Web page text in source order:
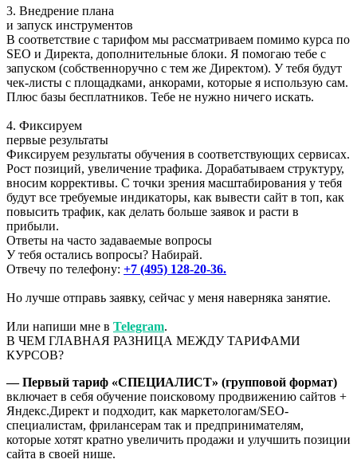
3. Внедрение плана
и запуск инструментов
В соответствие с тарифом мы рассматриваем помимо курса по
SEO и Директа, дополнительные блоки. Я помогаю тебе с
запуском (собственноручно с тем же Директом). У тебя будут
чек-листы с площадками, анкорами, которые я использую сам.
Плюс базы бесплатников. Тебе не нужно ничего искать.
4. Фиксируем
первые результаты
Фиксируем результаты обучения в соответствующих сервисах.
Рост позиций, увеличение трафика. Дорабатываем структуру,
вносим коррективы. С точки зрения масштабирования у тебя
будут все требуемые индикаторы, как вывести сайт в топ, как
повысить трафик, как делать больше заявок и расти в
прибыли.
Ответы на часто задаваемые вопросы
У тебя остались вопросы? Набирай.
Отвечу по телефону: +7 (495) 128-20-36.
Но лучше отправь заявку, сейчас у меня наверняка занятие.
Или напиши мне в Telegram.
В ЧЕМ ГЛАВНАЯ РАЗНИЦА МЕЖДУ ТАРИФАМИ
КУРСОВ?
— Первый тариф «СПЕЦИАЛИСТ» (групповой формат)
включает в себя обучение поисковому продвижению сайтов +
Яндекс.Директ и подходит, как маркетологам/SEO-
специалистам, фрилансерам так и предпринимателям,
которые хотят кратно увеличить продажи и улучшить позиции
сайта в своей нише.